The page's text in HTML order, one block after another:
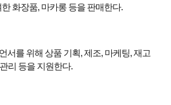
화장품, 마카롱 등을 판매한다.
서를 위해 상품 기획, 제조, 마케팅, 재고
관리 등을 지원한다.